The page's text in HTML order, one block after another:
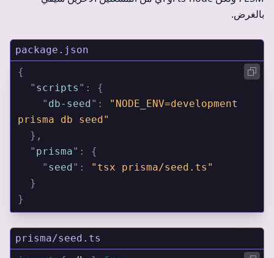
بالغرض.
package.json
{
  "
scripts " :
{
    "
db-seed" :
"NODE_ENV=development
prisma db seed"
  },
  "
prisma" :
{
    "
seed" :
"tsx prisma/seed.ts"
  }
}
prisma/seed.ts